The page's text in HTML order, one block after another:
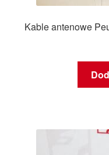
Kable antenowe